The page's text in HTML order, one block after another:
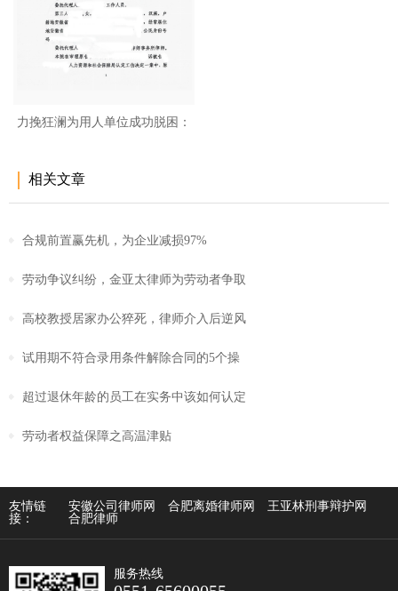
力挽狂澜为用人单位成功脱困：
相关文章
合规前置赢先机，为企业减损97%
劳动争议纠纷，金亚太律师为劳动者争取
高校教授居家办公猝死，律师介入后逆风
试用期不符合录用条件解除合同的5个操
超过退休年龄的员工在实务中该如何认定
劳动者权益保障之高温津贴
友情链
接：
安徽公司律师网 合肥离婚律师网
王亚林刑事辩护网
合肥律师
服务热线